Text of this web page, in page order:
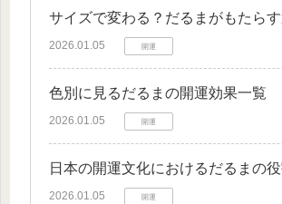
サイズで変わる？だるまがもたら
2026.01.05 開運
色別に見るだるまの開運効果一覧
2026.01.05 開運
日本の開運文化におけるだるまの役
2026.01.05 開運